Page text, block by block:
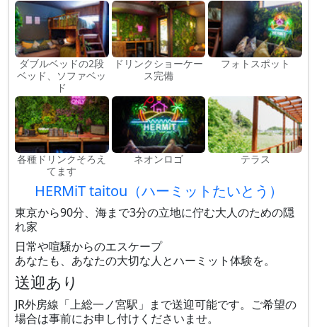
ダブルベッドの2段
ベッド、ソファベッ
ド
ドリンクショーケー
ス完備
フォトスポット
各種ドリンクそろえ
てます
ネオンロゴ テラス
HERMiT taitou（ハーミットたいとう）
東京から90分、海まで3分の立地に佇む大人のための隠
れ家
日常や喧騒からのエスケープ
あなたも、あなたの大切な人とハーミット体験を。
送迎あり
JR外房線「上総一ノ宮駅」まで送迎可能です。ご希望の
場合は事前にお申し付けくださいませ。